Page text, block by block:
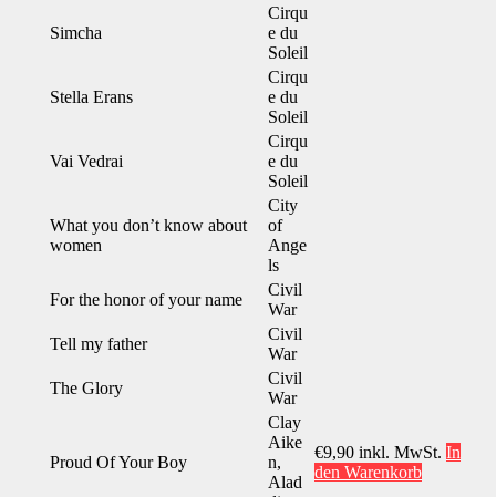
Simcha
Cirqu
e du
Soleil
Stella Erans
Cirqu
e du
Soleil
Vai Vedrai
Cirqu
e du
Soleil
What you don’t know about
women
City
of
Ange
ls
For the honor of your name
Civil
War
Tell my father
Civil
War
The Glory
Civil
War
Proud Of Your Boy
Clay
Aike
n,
Alad
€9,90 inkl. MwSt. In
den Warenkorb